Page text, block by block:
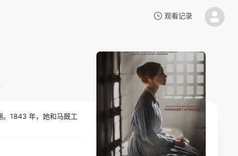
观看记录
暂无观看影片的记录
。1843 年，她和马厩工